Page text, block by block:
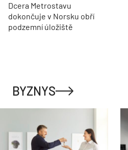
Dcera Metrostavu
dokončuje v Norsku obří
podzemní úložiště
BYZNYS